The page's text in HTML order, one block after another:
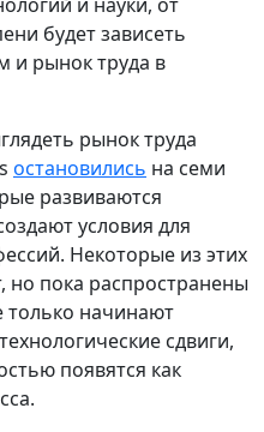
будет зависеть
и рынок труда в
рынок труда
остановились на семи
развиваются
условия для
Некоторые из этих
но пока распространены
только начинают
сдвиги,
появятся как